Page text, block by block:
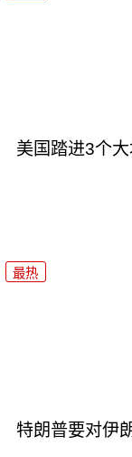
美国踏进3个
最热
特朗普要对伊